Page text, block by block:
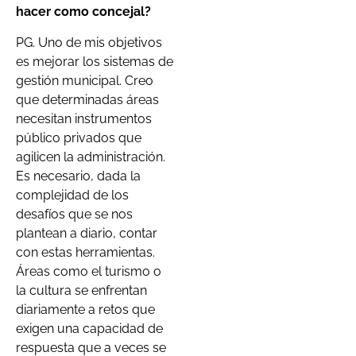
hacer como concejal?
PG. Uno de mis objetivos
es mejorar los sistemas de
gestión municipal. Creo
que determinadas áreas
necesitan instrumentos
público privados que
agilicen la administración.
Es necesario, dada la
complejidad de los
desafíos que se nos
plantean a diario, contar
con estas herramientas.
Áreas como el turismo o
la cultura se enfrentan
diariamente a retos que
exigen una capacidad de
respuesta que a veces se